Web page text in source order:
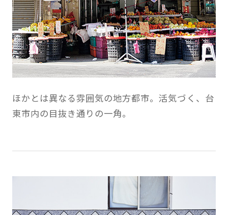
ほかとは異なる雰囲気の地方都市。活気づく、台
東市内の目抜き通りの一角。